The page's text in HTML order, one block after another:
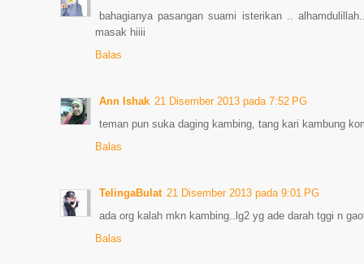
bahagianya pasangan suami isterikan ..
masak hiiii
Balas
Ann Ishak 21 Disember 2013 pada 7:52 PG
teman pun suka daging kambing, tang kari kambung
Balas
TelingaBulat 21 Disember 2013 pada 9:01 PG
ada org kalah mkn kambing..lg2 yg ade darah tggi n
Balas